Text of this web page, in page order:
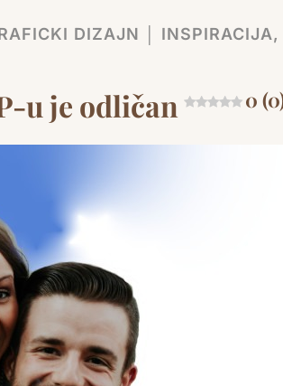
DIZAJN │ INSPIRACIJA,
u je odličan 0